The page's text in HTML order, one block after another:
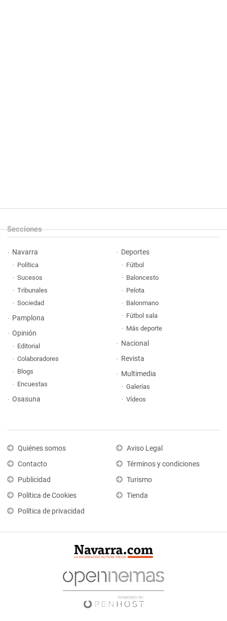
Secciones
Navarra
Política
Sucesos
Tribunales
Sociedad
Pamplona
Opinión
Editorial
Colaboradores
Blogs
Encuestas
Osasuna
Deportes
Fútbol
Baloncesto
Pelota
Balonmano
Fútbol sala
Más deporte
Nacional
Revista
Multimedia
Galerías
Vídeos
Quiénes somos
Contacto
Publicidad
Política de Cookies
Política de privacidad
Aviso Legal
Términos y condiciones
Turismo
Tienda